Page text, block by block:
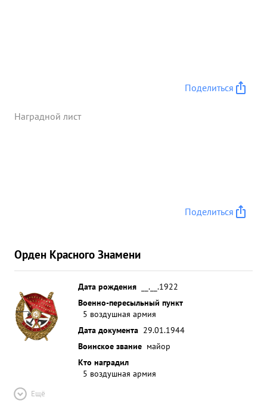
Поделиться
Наградной лист
Поделиться
Орден Красного Знамени
Дата рождения
__.__.1922
Военно-пересыльный пункт
5 воздушная армия
Дата документа 29.01.1944
Воинское звание майор
Кто наградил
5 воздушная армия
Ещё